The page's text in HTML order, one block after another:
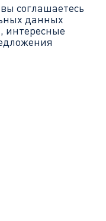
соглашаетесь
данных
интересные